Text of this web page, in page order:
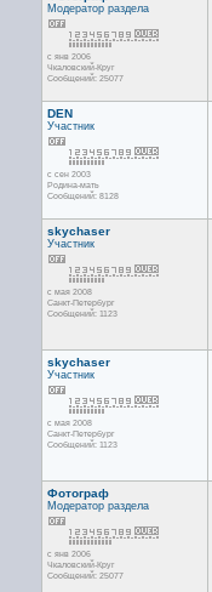
Модератор раздела
с янв 2006
Чкаловский-Круг
Сообщений: 25077
DEN
Участник
с сен 2003
Родина-мать
Сообщений: 8128
skychaser
Участник
с мая 2008
Санкт-Петербург
Сообщений: 1123
skychaser
Участник
с мая 2008
Санкт-Петербург
Сообщений: 1123
Фотограф
Модератор раздела
с янв 2006
Чкаловский-Круг
Сообщений: 25077